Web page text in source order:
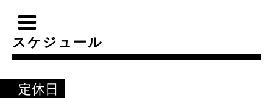
スケジュール
定休日